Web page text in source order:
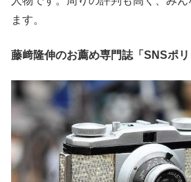
ます。
藤﨑隆伸のお薦め専門誌「SNSポ